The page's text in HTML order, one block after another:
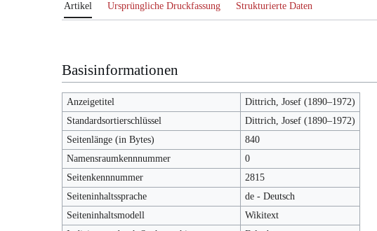
Artikel Ursprüngliche Druckfassung Strukturierte Daten
Basisinformationen
Anzeigetitel
Dittrich, Josef (1890–1972)
Standardsortierschlüssel
Dittrich, Josef (1890–1972)
Seitenlänge (in Bytes)
840
Namensraumkennnummer
0
Seitenkennnummer
2815
Seiteninhaltssprache
de - Deutsch
Seiteninhaltsmodell
Wikitext